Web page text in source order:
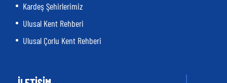
Kardeş Şehirlerimiz
Ulusal Kent Rehberi
Ulusal Çorlu Kent Rehberi